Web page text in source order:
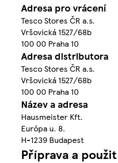
Adresa pro vrácení
Tesco Stores ČR a.s.
Vršovická 1527/68b
100 00 Praha 10
Adresa distributora
Tesco Stores ČR a.s.
Vršovická 1527/68b
100 00 Praha 10
Název a adresa
Hausmeister Kft.
Európa u. 8.
H-1239 Budapest
Příprava a